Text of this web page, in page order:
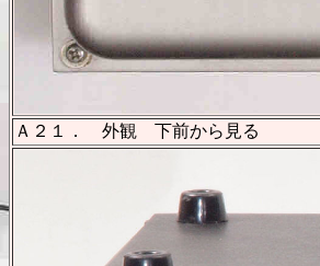
Ａ２１． 外観 下前から見る